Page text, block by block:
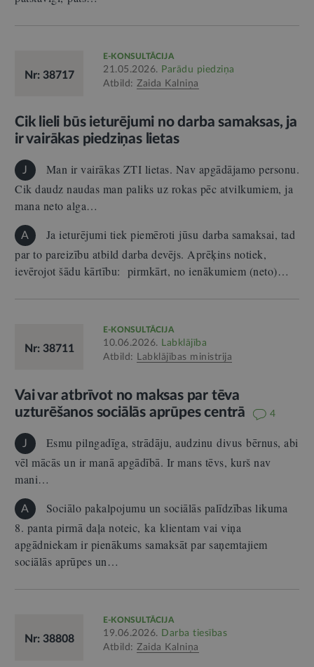
Nr: 38717
E-KONSULTĀCIJA
21.05.2026. Parādu piedziņa
Atbild: Zaida Kalniņa
Cik lieli būs ieturējumi no darba samaksas, ja
ir vairākas piedziņas lietas
J
Man ir vairākas ZTI lietas. Nav apgādājamo personu.
Cik daudz naudas man paliks uz rokas pēc atvilkumiem, ja
mana neto alga…
A
Ja ieturējumi tiek piemēroti jūsu darba samaksai, tad
par to pareizību atbild darba devējs. Aprēķins notiek,
ievērojot šādu kārtību: pirmkārt, no ienākumiem (neto)…
Nr: 38711
E-KONSULTĀCIJA
10.06.2026. Labklājība
Atbild: Labklājības ministrija
Vai var atbrīvot no maksas par tēva
uzturēšanos sociālās aprūpes centrā
4
J
Esmu pilngadīga, strādāju, audzinu divus bērnus, abi
vēl mācās un ir manā apgādībā. Ir mans tēvs, kurš nav
mani…
A
Sociālo pakalpojumu un sociālās palīdzības likuma
8. panta pirmā daļa noteic, ka klientam vai viņa
apgādniekam ir pienākums samaksāt par saņemtajiem
sociālās aprūpes un…
Nr: 38808
E-KONSULTĀCIJA
19.06.2026. Darba tiesības
Atbild: Zaida Kalniņa